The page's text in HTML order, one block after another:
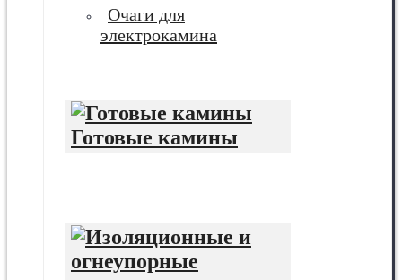
Очаги для
электрокамина
Готовые камины